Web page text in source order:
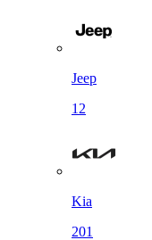
Jeep
12
Kia
201